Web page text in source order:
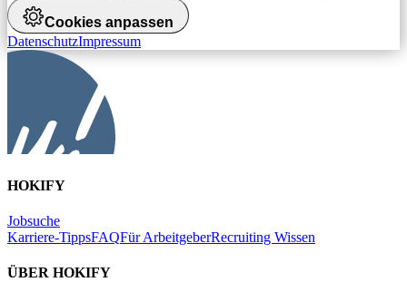
Cookies anpassen
DatenschutzImpressum
HOKIFY
Jobsuche
Karriere-TippsFAQFür ArbeitgeberRecruiting Wissen
ÜBER HOKIFY